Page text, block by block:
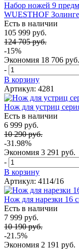
Набор ножей 9
WUESTHOF
Есть в наличии
105 999 руб.
124 705 руб.
-15%
Экономия 18 706 руб.
-
В корзину
Артикул: 4281
Нож для устриц
Есть в наличии
6 999 руб.
10 290 руб.
-31.98%
Экономия 3 291 руб.
-
В корзину
Артикул: 4114/16
Нож для нарезки 16
Есть в наличии
7 999 руб.
10 190 руб.
-21.5%
Экономия 2 191 руб.